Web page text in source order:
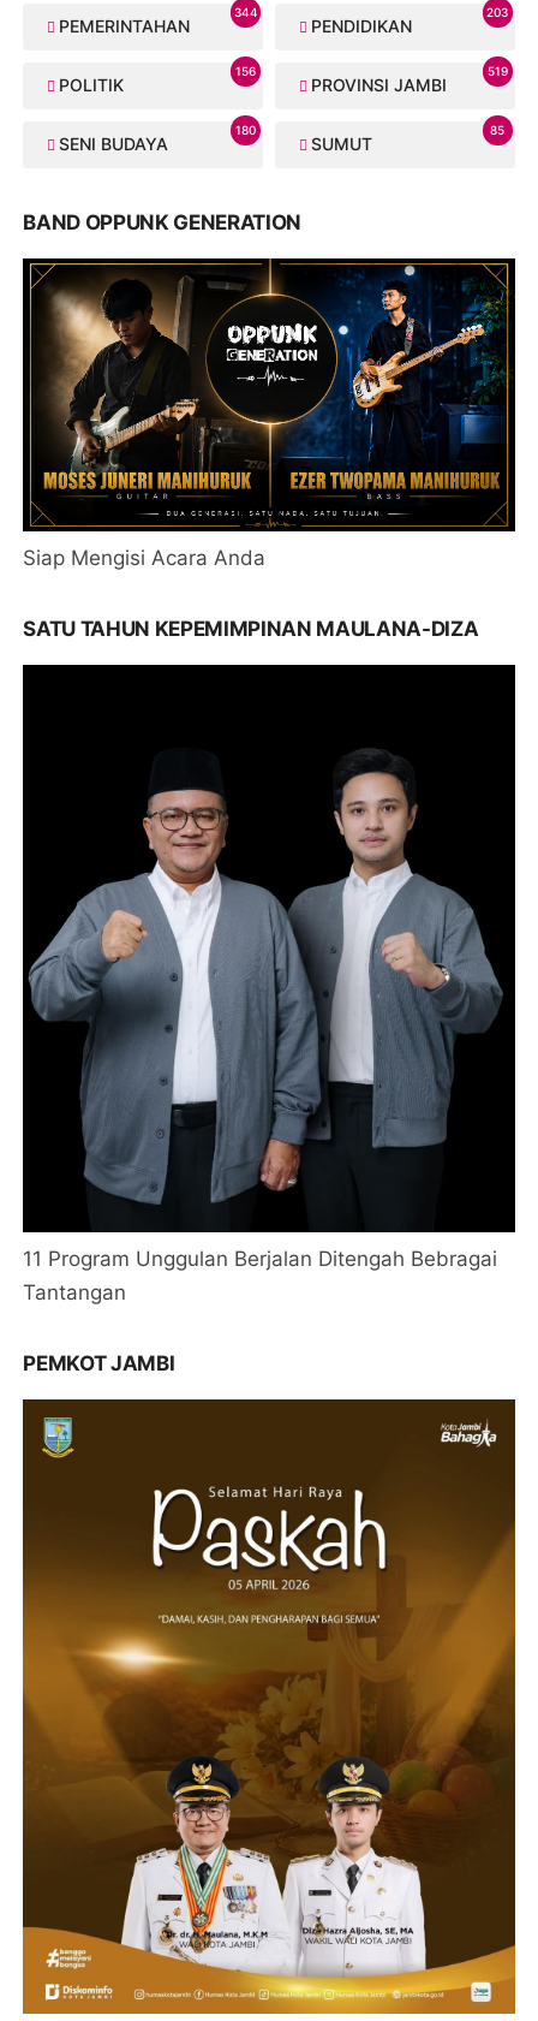
PEMERINTAHAN
344
PENDIDIKAN
203
POLITIK
156
PROVINSI JAMBI
519
SENI BUDAYA
180
SUMUT
85
BAND OPPUNK GENERATION
Siap Mengisi Acara Anda
SATU TAHUN KEPEMIMPINAN MAULANA-DIZA
11 Program Unggulan Berjalan Ditengah Bebragai
Tantangan
PEMKOT JAMBI